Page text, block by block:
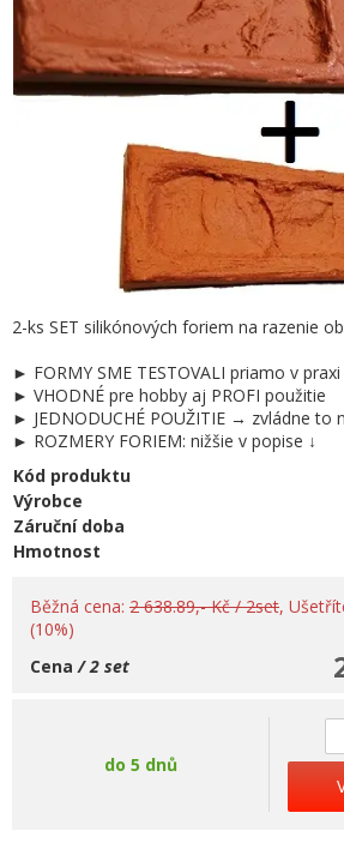
2-ks SET silikónových foriem na razenie
► FORMY SME TESTOVALI priamo v
► VHODNÉ pre hobby aj PROFI použitie
► JEDNODUCHÉ POUŽITIE → zvládne to
► ROZMERY FORIEM: nižšie v popise ↓
Kód produktu
Výrobce
Záruční doba
Hmotnost
Běžná cena: 2 638.89,- Kč / 2set,
(10%)
Cena / 2 set
do 5 dnů